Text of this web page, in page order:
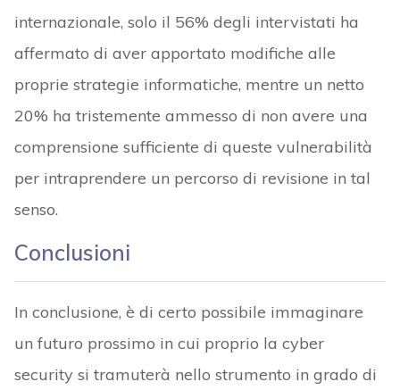
internazionale, solo il 56% degli intervistati ha
affermato di aver apportato modifiche alle
proprie strategie informatiche, mentre un netto
20% ha tristemente ammesso di non avere una
comprensione sufficiente di queste vulnerabilità
per intraprendere un percorso di revisione in tal
senso.
Conclusioni
In conclusione, è di certo possibile immaginare
un futuro prossimo in cui proprio la cyber
security si tramuterà nello strumento in grado di